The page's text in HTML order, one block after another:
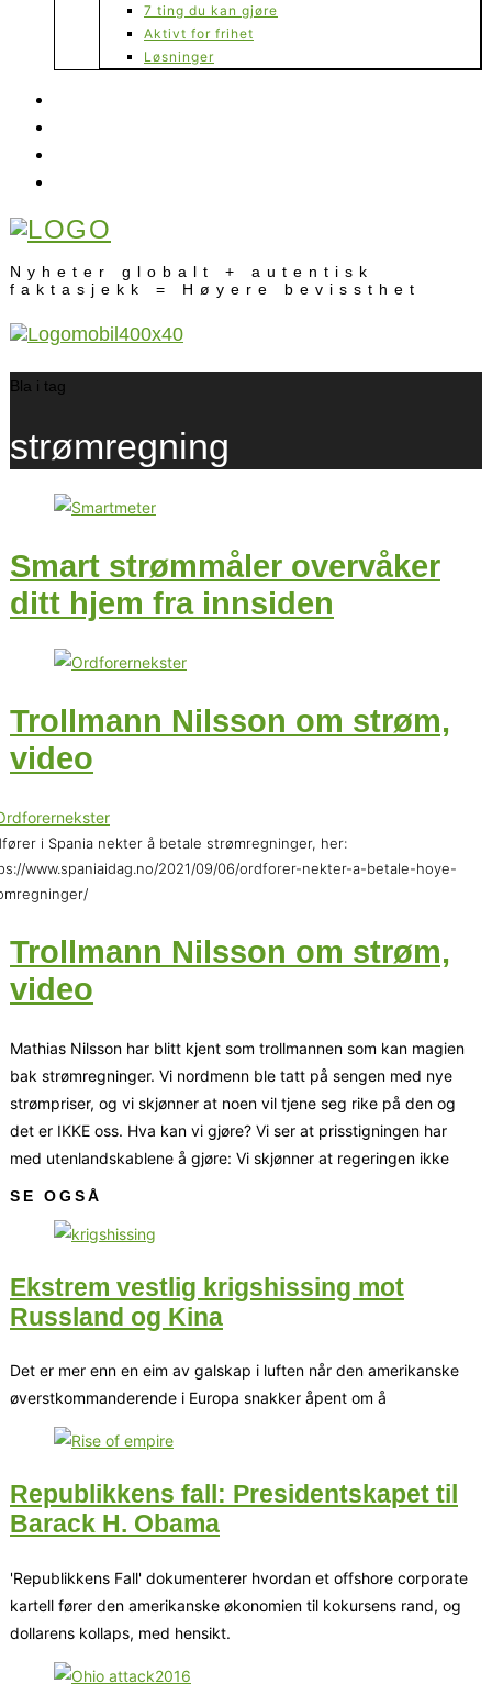
7 ting du kan gjøre
Aktivt for frihet
Løsninger
Nyheter globalt + autentisk
faktasjekk = Høyere bevissthet
Bla i tag
strømregning
Smart strømmåler overvåker
ditt hjem fra innsiden
Trollmann Nilsson om strøm,
video
i Spania nekter å betale strømregninger, her:
www.spaniaidag.no/2021/09/06/ordforer-nekter-a-betale-hoye-
Trollmann Nilsson om strøm,
video
Mathias Nilsson har blitt kjent som trollmannen som kan magien
bak strømregninger. Vi nordmenn ble tatt på sengen med nye
strømpriser, og vi skjønner at noen vil tjene seg rike på den og
det er IKKE oss. Hva kan vi gjøre? Vi ser at prisstigningen har
med utenlandskablene å gjøre: Vi skjønner at regeringen ikke
SE OGSÅ
Ekstrem vestlig krigshissing mot
Russland og Kina
Det er mer enn en eim av galskap i luften når den amerikanske
øverstkommanderende i Europa snakker åpent om å
Republikkens fall: Presidentskapet til
Barack H. Obama
'Republikkens Fall' dokumenterer hvordan et offshore corporate
kartell fører den amerikanske økonomien til kokursens rand, og
dollarens kollaps, med hensikt.